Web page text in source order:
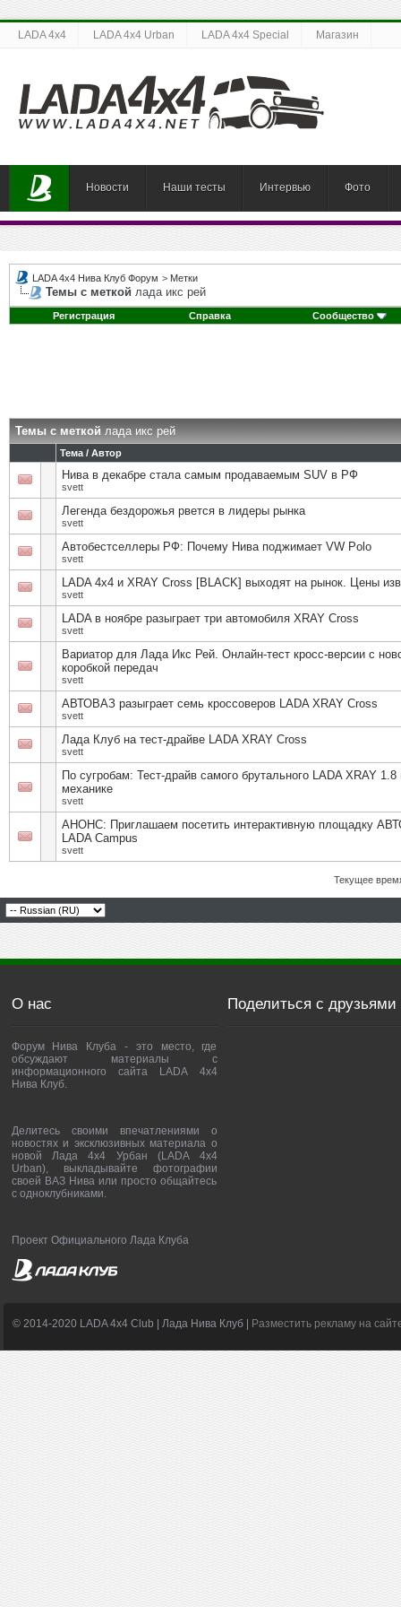
LADA 4x4 LADA 4x4 Urban LADA 4x4 Special Магазин
Новости Наши тесты Интервью Фото
LADA 4x4 Нива Клуб Форум > Метки
Темы с меткой лада икс рей
Регистрация Справка Сообщество
Темы с меткойлада икс рей
Тема / Автор
Нива в декабре стала самым продаваемым SUV в РФ
svett
Легенда бездорожья рвется в лидеры рынка
svett
Автобестселлеры РФ: Почему Нива поджимает VW Polo
svett
LADA 4x4 и XRAY Cross [BLACK] выходят на рынок. Цены
svett
LADA в ноябре разыграет три автомобиля XRAY Cross
svett
Вариатор для Лада Икс Рей. Онлайн-тест кросс-версии с
коробкой передач
svett
АВТОВАЗ разыграет семь кроссоверов LADA XRAY Cross
svett
Лада Клуб на тест-драйве LADA XRAY Cross
svett
По сугробам: Тест-драйв самого брутального LADA XRAY 1.8
механике
svett
АНОНС: Приглашаем посетить интерактивную площадку
LADA Campus
svett
Текущее
О нас
Форум Нива Клуба - это место, где
обсуждают материалы с
информационного сайта LADA 4x4
Нива Клуб.
Делитесь своими впечатлениями о
новостях и эксклюзивных материала о
новой Лада 4х4 Урбан (LADA 4x4
Urban), выкладывайте фотографии
своей ВАЗ Нива или просто общайтесь
с одноклубниками.
Проект Официального Лада Клуба
Поделиться с друзьями
© 2014-2020 LADA 4x4 Club | Лада Нива Клуб | Разместить рекламу на